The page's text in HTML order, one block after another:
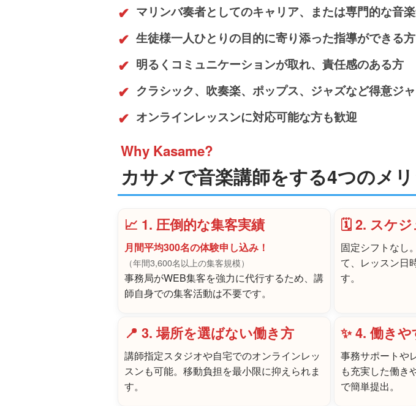
マリンバ奏者としてのキャリア、または専門的な音
生徒様一人ひとりの目的に寄り添った指導ができる方
明るくコミュニケーションが取れ、責任感のある方
クラシック、吹奏楽、ポップス、ジャズなど得意ジ
オンラインレッスンに対応可能な方も歓迎
Why Kasame?
カサメで音楽講師をする4つのメ
📈 1. 圧倒的な集客実績
月間平均300名の体験申し込み！
（年間3,600名以上の集客規模）
事務局がWEB集客を強力に代行するため、講
師自身での集客活動は不要です。
🗓️ 2. スケジ
固定シフトなし
て、レッスン日
す。
📍 3. 場所を選ばない働き方
講師指定スタジオや自宅でのオンラインレッ
スンも可能。移動負担を最小限に抑えられま
す。
✨ 4. 働き
事務サポートや
も充実した働き
で簡単提出。